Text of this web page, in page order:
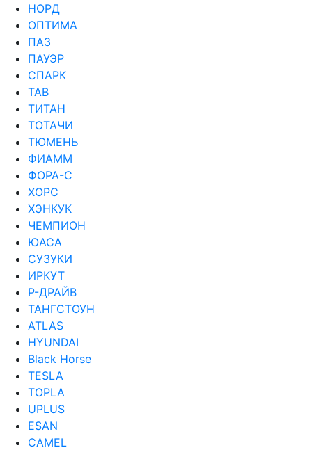
НОРД
ОПТИМА
ПАЗ
ПАУЭР
СПАРК
ТАВ
ТИТАН
ТОТАЧИ
ТЮМЕНЬ
ФИАММ
ФОРА-С
ХОРС
ХЭНКУК
ЧЕМПИОН
ЮАСА
СУЗУКИ
ИРКУТ
Р-ДРАЙВ
ТАНГСТОУН
ATLAS
HYUNDAI
Black Horse
TESLA
TOPLA
UPLUS
ESAN
CAMEL